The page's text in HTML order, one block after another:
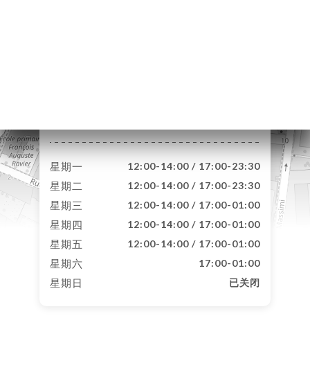
星期一 12:00-14:00 / 17:00-23:30
星期二 12:00-14:00 / 17:00-23:30
星期三 12:00-14:00 / 17:00-01:00
星期四 12:00-14:00 / 17:00-01:00
星期五 12:00-14:00 / 17:00-01:00
星期六 17:00-01:00
星期日 已关闭